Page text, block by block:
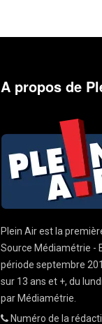
A propos de
Plein Air est la
Source Médiamétrie -
période septembre
sur 13 ans et +, du
par Médiamétrie.
Numéro de la